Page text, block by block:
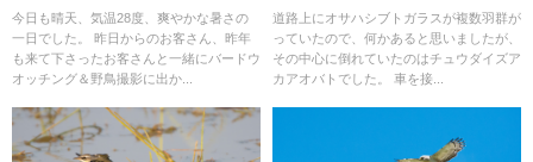
グロアジサシ等々盛り沢山のバ
ードウオッチング＆野鳥撮影ガ
イド。
今日も晴天、気温28度、爽やかな暑さの
一日でした。 昨日からのお客さん、昨年
も来て下さったお客さんと一緒にバードウ
オッチング＆野鳥撮影に出か...
道路上にオサハシブトガラスが複数羽群が
っていたので、何かあると思いましたが、
その中心に倒れていたのはチュウダイズア
カアオバトでした。 車を接...